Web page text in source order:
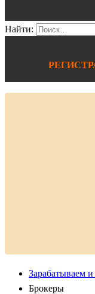
Найти:
Зарабатываем и
Брокеры